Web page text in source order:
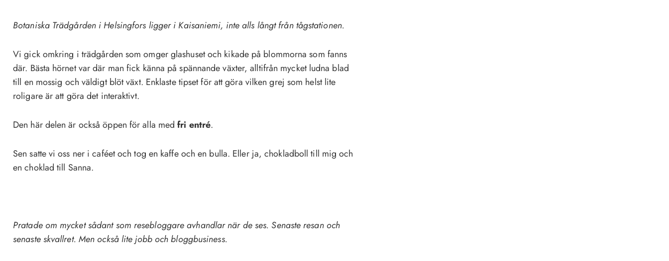
Botaniska Trädgården i Helsingfors ligger i Kaisaniemi, inte alls långt från tågstationen.
Vi gick omkring i trädgården som omger glashuset och kikade på blommorna som fanns
där. Bästa hörnet var där man fick känna på spännande växter, alltifrån mycket ludna blad
till en mossig och väldigt blöt växt. Enklaste tipset för att göra vilken grej som helst lite
roligare är att göra det interaktivt.
Den här delen är också öppen för alla medfri entré.
Sen satte vi oss ner i caféet och tog en kaffe och en bulla. Eller ja, chokladboll till mig och
en choklad till Sanna.
Pratade om mycket sådant som resebloggare avhandlar när de ses. Senaste resan och
senaste skvallret. Men också lite jobb och bloggbusiness.